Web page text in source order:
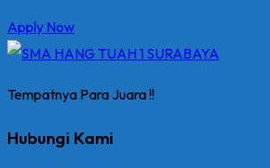
Apply Now
Tempatnya Para Juara !!
Hubungi Kami